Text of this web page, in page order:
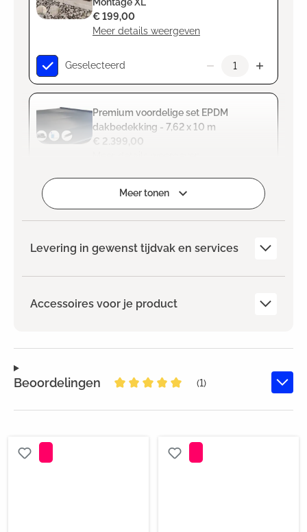
Meer details weergeven
€ 199,00
Geselecteerd
Premium voordelige set EPDM
dakbedekking - 7,62 x 10 m
€ 2.399,00
GeselecteerdMeer tonen
Levering in gewenst tijdvak en services
Accessoires voor je product
Beoordelingen
(1)